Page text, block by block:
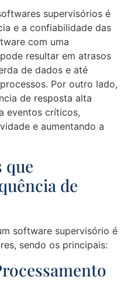
supervisórios é
e a confiabilidade das
com uma
resultar em atrasos
de dados e até
Por outro lado,
de resposta alta
eventos críticos,
e aumentando a
que
de
software supervisório é
sendo os principais: